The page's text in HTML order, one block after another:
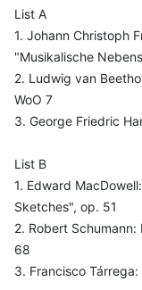
List A
1. Johann Christoph
"Musikalische
2. Ludwig van
WoO 7
3. George Friedric
List B
1. Edward
Sketches", op. 51
2. Robert
68
3. Francisco Tárrega: